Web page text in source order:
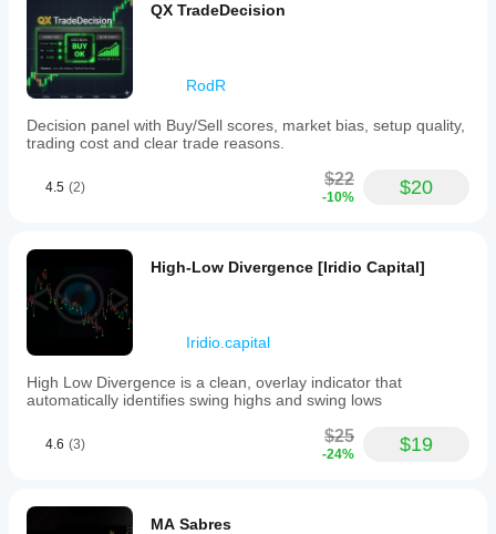
QX TradeDecision
RodR
Decision panel with Buy/Sell scores, market bias, setup quality,
trading cost and clear trade reasons.
4.5 (2) $22
-10% $20
High-Low Divergence [Iridio Capital]
Iridio.capital
High Low Divergence is a clean, overlay indicator that
automatically identifies swing highs and swing lows
4.6 (3) $25
-24% $19
MA Sabres